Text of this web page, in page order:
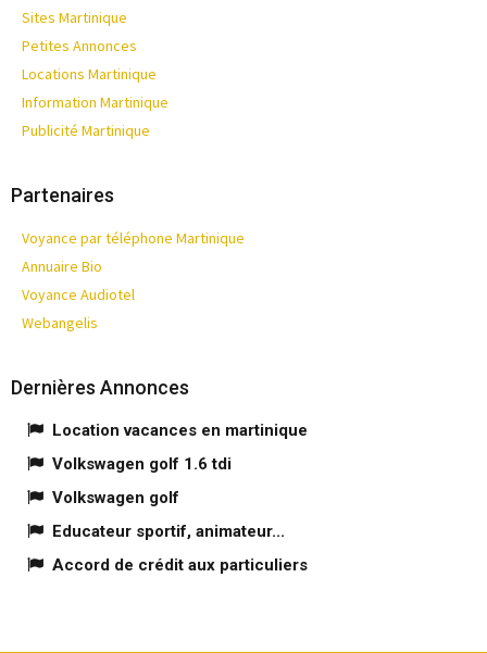
Sites Martinique
Petites Annonces
Locations Martinique
Information Martinique
Publicité Martinique
Partenaires
Voyance par téléphone Martinique
Annuaire Bio
Voyance Audiotel
Webangelis
Dernières Annonces
Location vacances en martinique
Volkswagen golf 1.6 tdi
Volkswagen golf
Educateur sportif, animateur...
Accord de crédit aux particuliers